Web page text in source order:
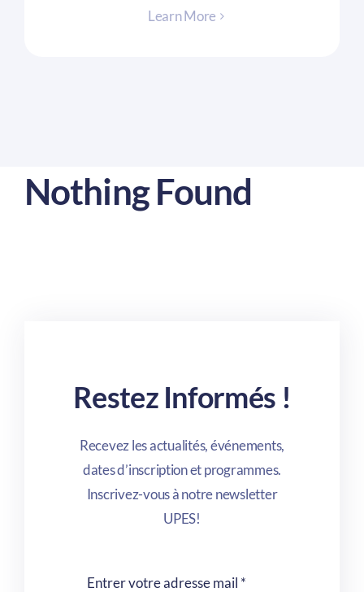
Learn More
Nothing Found
Restez Informés !
Recevez les actualités, événements,
dates d’inscription et programmes.
Inscrivez-vous à notre newsletter
UPES!